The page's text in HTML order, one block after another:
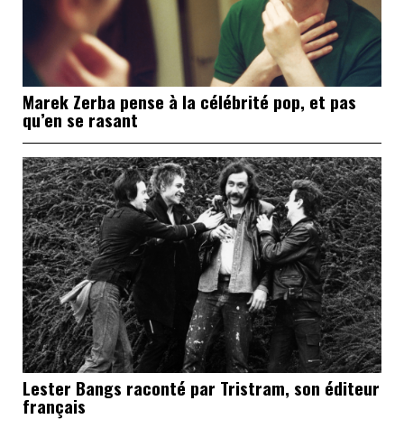
Marek Zerba pense à la célébrité pop, et pas
qu’en se rasant
Lester Bangs raconté par Tristram, son éditeur
français